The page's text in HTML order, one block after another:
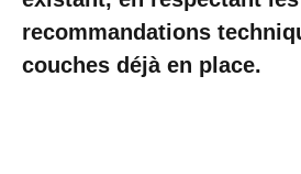
recommandations
couches déjà en place.